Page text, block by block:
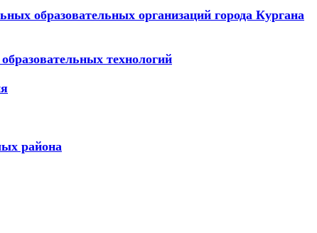
образовательных организаций города Кургана
технологий
района